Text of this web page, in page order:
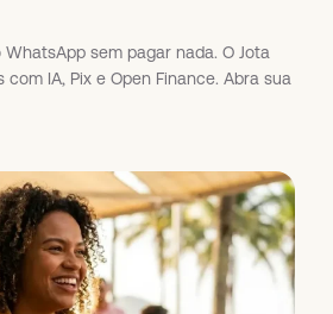
sem pagar nada. O Jota
IA, Pix e Open Finance. Abra sua